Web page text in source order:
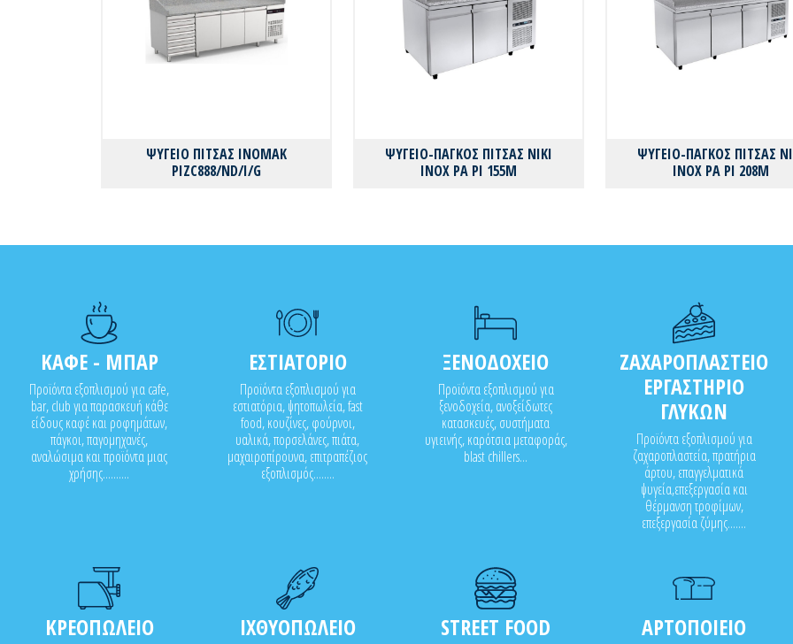
ΨΥΓΕΙΟ ΠΙΤΣΑΣ INOMAK
PIZC888/ND/I/G
ΨΥΓΕΙΟ-ΠΑΓΚΟΣ ΠΙΤΣΑΣ ΝΙΚΙ
ΙΝΟΧ PA PI 155M
ΨΥΓΕΙΟ-ΠΑΓΚΟΣ ΠΙΤΣΑΣ
ΙΝΟΧ PA PI 208M
ΚΑΦΕ - ΜΠΑΡ
Προϊόντα εξοπλισμού για cafe,
bar, club για παρασκευή κάθε
είδους καφέ και ροφημάτων,
πάγκοι, παγομηχανές,
αναλώσιμα και προϊόντα μιας
χρήσης..........
ΕΣΤΙΑΤΟΡΙΟ
Προϊόντα εξοπλισμού για
εστιατόρια, ψητοπωλεία, fast
food, κουζίνες, φούρνοι,
υαλικά, πορσελάνες, πιάτα,
μαχαιροπίρουνα, επιτραπέζιος
εξοπλισμός........
ΞΕΝΟΔΟΧΕΙΟ
Προϊόντα εξοπλισμού για
ξενοδοχεία, ανοξείδωτες
κατασκευές, συστήματα
υγιεινής, καρότσια μεταφοράς,
blast chillers...
ΖΑΧΑΡΟΠΛΑΣΤΕΙΟ
ΕΡΓΑΣΤΗΡΙΟ
ΓΛΥΚΩΝ
Προϊόντα εξοπλισμού για
ζαχαροπλαστεία, πρατήρια
άρτου, επαγγελματικά
ψυγεία,επεξεργασία και
θέρμανση τροφίμων,
επεξεργασία ζύμης.......
ΚΡΕΟΠΩΛΕΙΟ ΙΧΘΥΟΠΩΛΕΙΟ STREET FOOD ΑΡΤΟΠΟΙΕΙΟ